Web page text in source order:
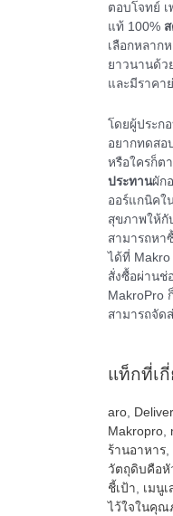
ตอบโจทย์ เ
แท้ 100%
เลือกหลาก
ยาวนานด้ว
และมีราคา
โดยผู้ประก
อยากทดส
หรือใครก็ต
ประทานผัก
ออร์แกนิคใ
สุขภาพให้กั
สามารถหา
ได้ที่
สั่งซื้อผ่านช่
MakroPro
สามารถจัด
แท็กที่เ
aro,
Makropro,
ร้านอาหาร,
วัตถุดิบคือ
ชี้เป้า, เมนูเ
ไว้ใจในคุณ